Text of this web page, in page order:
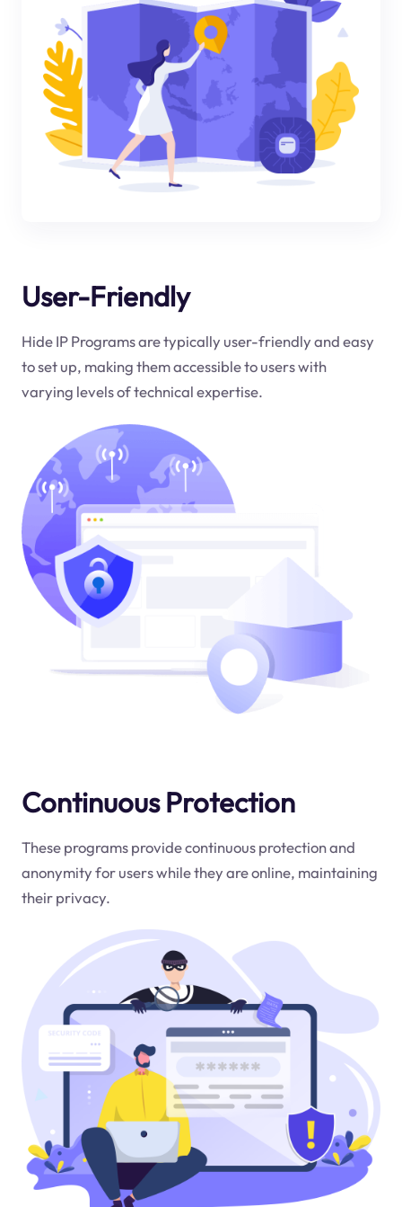
User-Friendly
Hide IP Programs are typically user-friendly and easy
to set up, making them accessible to users with
varying levels of technical expertise.
Continuous Protection
These programs provide continuous protection and
anonymity for users while they are online, maintaining
their privacy.